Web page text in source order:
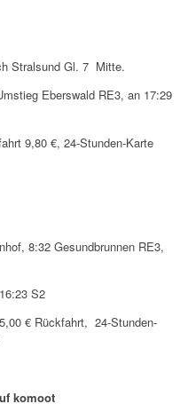
Stral­sund Gl. 7 Mitte.
Ebers­wald RE3, an 17:29
9,80 €, 24-Stun­den-Karte
8:32 Gesund­brun­nen RE3,
S2
€ Rück­fahrt, 24-Stun­den-
komoot